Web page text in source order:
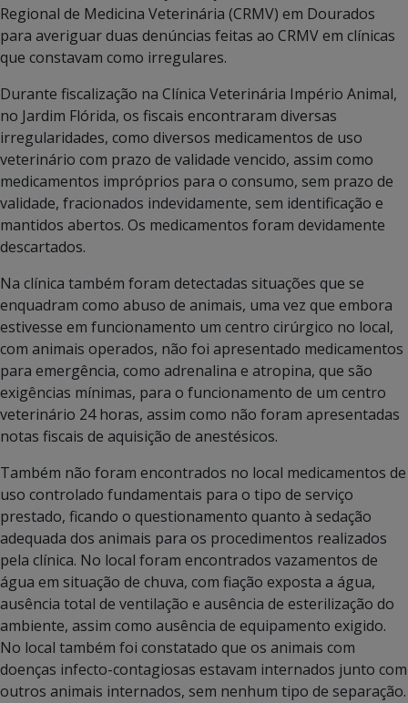
Regional de Medicina Veterinária (CRMV) em Dourados
para averiguar duas denúncias feitas ao CRMV em clínicas
que constavam como irregulares.
Durante fiscalização na Clínica Veterinária Império Animal,
no Jardim Flórida, os fiscais encontraram diversas
irregularidades, como diversos medicamentos de uso
veterinário com prazo de validade vencido, assim como
medicamentos impróprios para o consumo, sem prazo de
validade, fracionados indevidamente, sem identificação e
mantidos abertos. Os medicamentos foram devidamente
descartados.
Na clínica também foram detectadas situações que se
enquadram como abuso de animais, uma vez que embora
estivesse em funcionamento um centro cirúrgico no local,
com animais operados, não foi apresentado medicamentos
para emergência, como adrenalina e atropina, que são
exigências mínimas, para o funcionamento de um centro
veterinário 24 horas, assim como não foram apresentadas
notas fiscais de aquisição de anestésicos.
Também não foram encontrados no local medicamentos de
uso controlado fundamentais para o tipo de serviço
prestado, ficando o questionamento quanto à sedação
adequada dos animais para os procedimentos realizados
pela clínica. No local foram encontrados vazamentos de
água em situação de chuva, com fiação exposta a água,
ausência total de ventilação e ausência de esterilização do
ambiente, assim como ausência de equipamento exigido.
No local também foi constatado que os animais com
doenças infecto-contagiosas estavam internados junto com
outros animais internados, sem nenhum tipo de separação.